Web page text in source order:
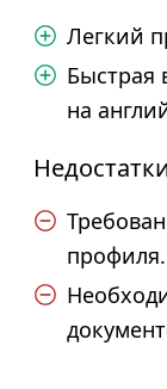
Легкий
Быстрая
на
профиля.